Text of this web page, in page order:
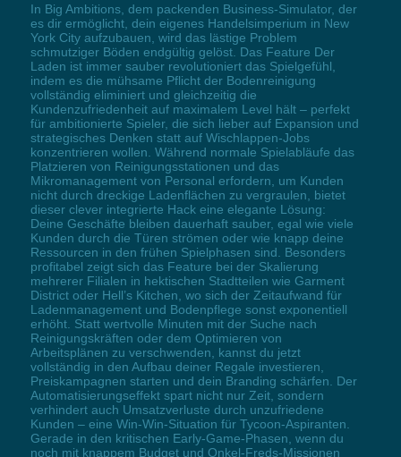
In Big Ambitions, dem packenden Business-Simulator, der
es dir ermöglicht, dein eigenes Handelsimperium in New
York City aufzubauen, wird das lästige Problem
schmutziger Böden endgültig gelöst. Das Feature Der
Laden ist immer sauber revolutioniert das Spielgefühl,
indem es die mühsame Pflicht der Bodenreinigung
vollständig eliminiert und gleichzeitig die
Kundenzufriedenheit auf maximalem Level hält – perfekt
für ambitionierte Spieler, die sich lieber auf Expansion und
strategisches Denken statt auf Wischlappen-Jobs
konzentrieren wollen. Während normale Spielabläufe das
Platzieren von Reinigungsstationen und das
Mikromanagement von Personal erfordern, um Kunden
nicht durch dreckige Ladenflächen zu vergraulen, bietet
dieser clever integrierte Hack eine elegante Lösung:
Deine Geschäfte bleiben dauerhaft sauber, egal wie viele
Kunden durch die Türen strömen oder wie knapp deine
Ressourcen in den frühen Spielphasen sind. Besonders
profitabel zeigt sich das Feature bei der Skalierung
mehrerer Filialen in hektischen Stadtteilen wie Garment
District oder Hell’s Kitchen, wo sich der Zeitaufwand für
Ladenmanagement und Bodenpflege sonst exponentiell
erhöht. Statt wertvolle Minuten mit der Suche nach
Reinigungskräften oder dem Optimieren von
Arbeitsplänen zu verschwenden, kannst du jetzt
vollständig in den Aufbau deiner Regale investieren,
Preiskampagnen starten und dein Branding schärfen. Der
Automatisierungseffekt spart nicht nur Zeit, sondern
verhindert auch Umsatzverluste durch unzufriedene
Kunden – eine Win-Win-Situation für Tycoon-Aspiranten.
Gerade in den kritischen Early-Game-Phasen, wenn du
noch mit knappem Budget und Onkel-Freds-Missionen